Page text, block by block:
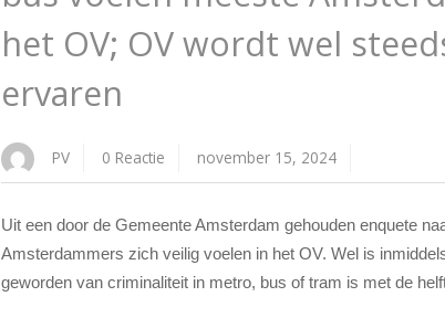
het OV; OV wordt wel
ervaren
PV 0 Reactie november 15, 2024
Uit een door de Gemeente Amsterdam gehouden enquete
Amsterdammers zich veilig voelen in het OV. Wel is
geworden van criminaliteit in metro, bus of tram is met de